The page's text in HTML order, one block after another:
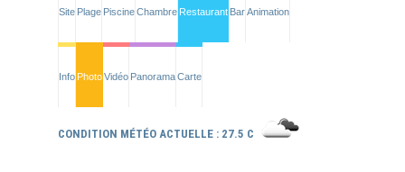
Site Plage PiscineChambre Restaurant BarAnimation
Info PhotoVidéo PanoramaCarte
CONDITION MÉTÉO ACTUELLE : 27.5 C